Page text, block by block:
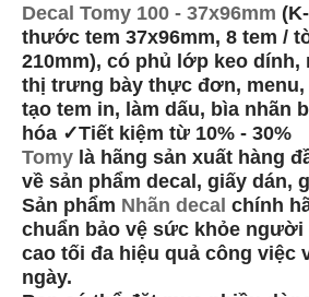
Decal Tomy 100 - 37x96mm
thước tem 37x96mm, 8 tem /
210mm), có phủ lớp keo dính,
thị trưng bày thực đơn, menu,
tạo tem in, làm dấu, bìa nhãn
hóa ✓Tiết kiệm từ 10% - 30%
Tomy là hãng sản xuất hàng
về sản phẩm decal, giấy dán,
Sản phẩm Nhãn decal chính
chuẩn bảo vệ sức khỏe người
cao tối đa hiệu quả công việc
ngày.